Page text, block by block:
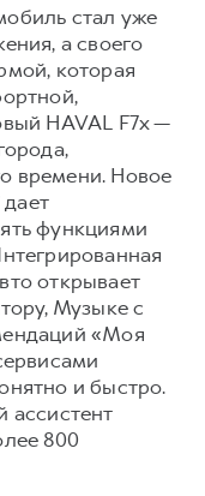
стал уже
а своего
которая
HAVAL F7x —
времени. Новое
функциями
открывает
Музыке с
«Моя
и быстро.
ассистент
800